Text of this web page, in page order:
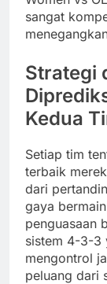
sangat
Strategi
Kedua
Setiap tim
terbaik
dari
gaya
penguasaan
sistem 4-3-3
mengontrol
peluang dari